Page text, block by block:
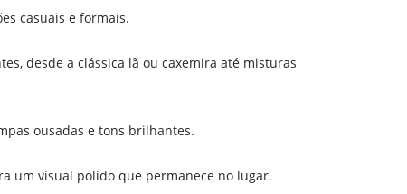
casuais e formais.
desde a clássica lã ou caxemira até misturas
ousadas e tons brilhantes.
um visual polido que permanece no lugar.